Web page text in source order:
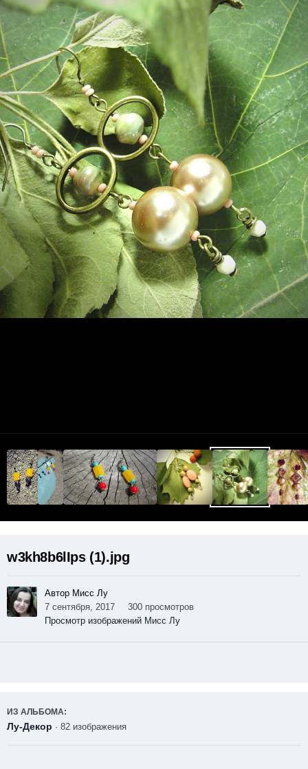
w3kh8b6lIps (1).jpg
Автор Мисс Лу
7 сентября, 2017
300 просмотров
Просмотр изображений Мисс Лу
ИЗ АЛЬБОМА:
Лу-Декор · 82 изображения